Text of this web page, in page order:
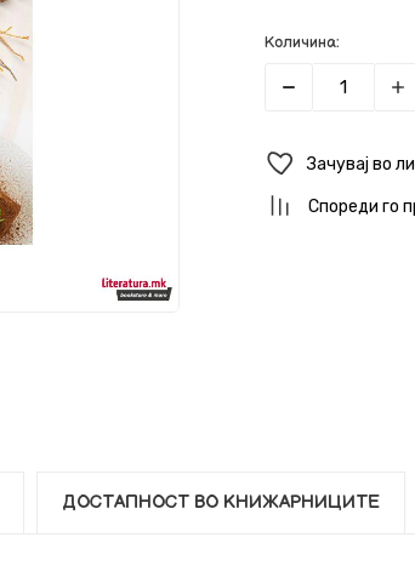
Количина:
Зачувај во
Спореди го
ДОСТАПНОСТ ВО КНИЖАРНИЦИТЕ